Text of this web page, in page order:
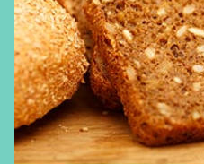
dsm-firmenich’s
includes versatile
deliver on these